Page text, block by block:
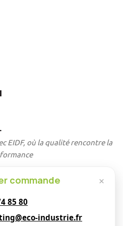
×
commande
85 80
industrie.fr
EIDF, où la qualité rencontre la